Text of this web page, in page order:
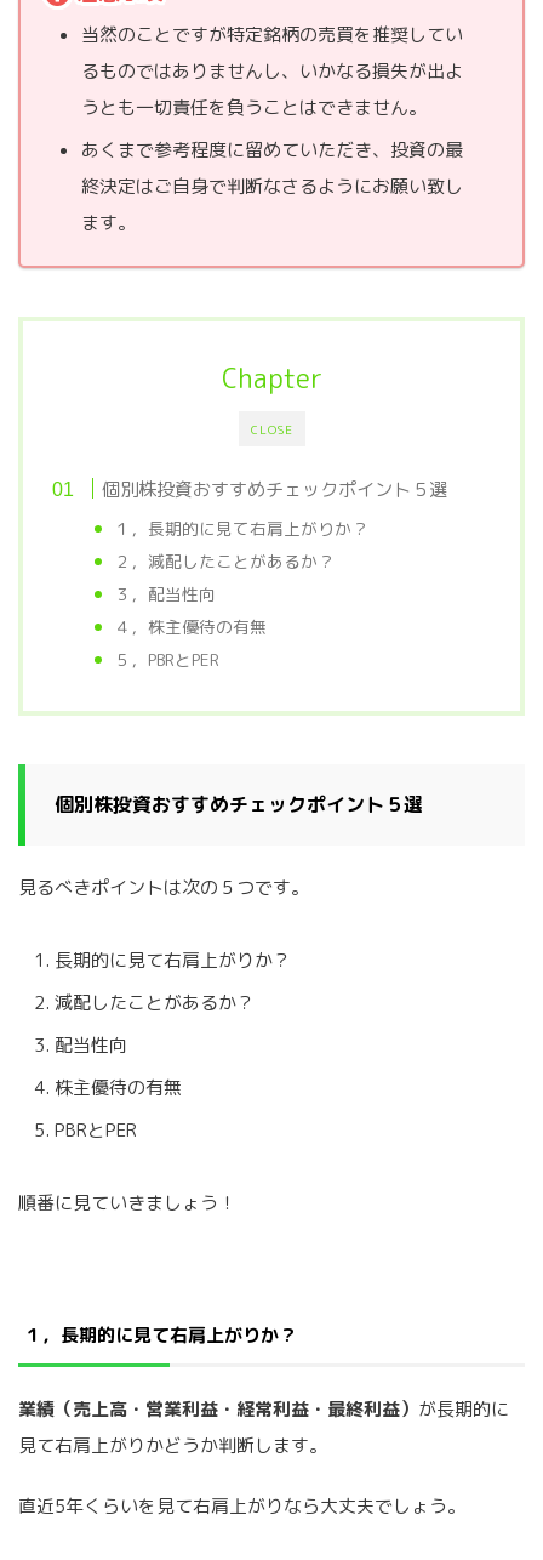
当然のことですが特定銘柄の売買を推奨してい
るものではありませんし、いかなる損失が出よ
うとも一切責任を負うことはできません。
あくまで参考程度に留めていただき、投資の最
終決定はご自身で判断なさるようにお願い致し
ます。
CLOSE
Chapter
個別株投資おすすめチェックポイント５選
１，長期的に見て右肩上がりか？
２，減配したことがあるか？
３，配当性向
４，株主優待の有無
５，PBRとPER
個別株投資おすすめチェックポイント５選
見るべきポイントは次の５つです。
長期的に見て右肩上がりか？
減配したことがあるか？
配当性向
株主優待の有無
PBRとPER
順番に見ていきましょう！
１，長期的に見て右肩上がりか？
業績（売上高・営業利益・経常利益・最終利益） が長期的に
見て右肩上がりかどうか判断します。
直近5年くらいを見て右肩上がりなら大丈夫でしょう。